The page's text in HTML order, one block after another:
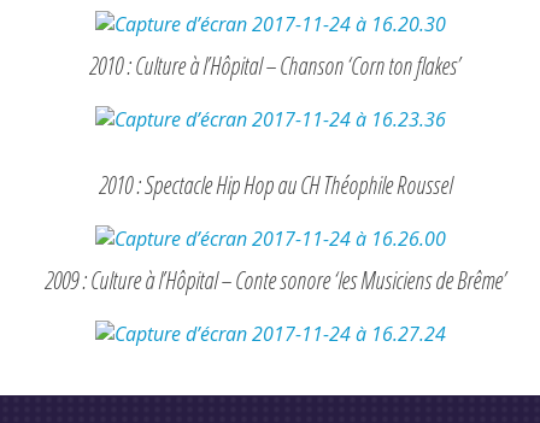
2010 : Culture à l’Hôpital – Chanson ‘Corn ton flakes’
2010 : Spectacle Hip Hop au CH Théophile Roussel
2009 : Culture à l’Hôpital – Conte sonore ‘les Musiciens de Brême’